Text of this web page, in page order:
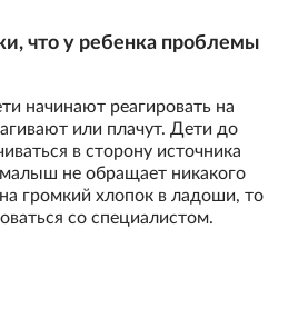
что у ребенка проблемы
начинают реагировать на
или плачут. Дети до
в сторону источника
малыш не обращает никакого
громкий хлопок в ладоши, то
со специалистом.